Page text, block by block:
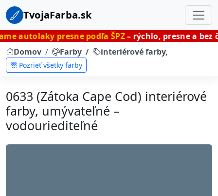
TvojaFarba.sk
presne podľa ŠPZ– rýchlo, presne a bez čakania.
Domov
Farby interiérové farby,
Pozrieť všetky farby
0633 (Zátoka Cape Cod) interiérové
farby, umývateľné –
vodouriediteľné